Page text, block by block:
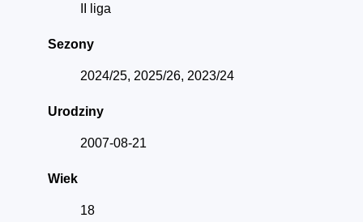
II liga
Sezony
2024/25, 2025/26, 2023/24
Urodziny
2007-08-21
Wiek
18